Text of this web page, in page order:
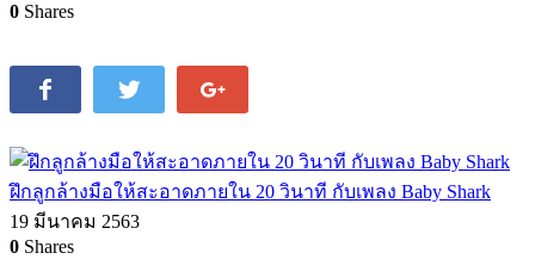
0 Shares
ฝึกลูกล้างมือให้สะอาดภายใน 20 วินาที กับเพลง Baby Shark
19 มีนาคม 2563
0 Shares